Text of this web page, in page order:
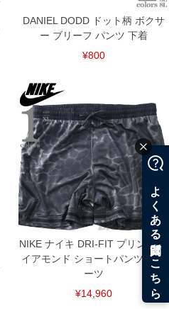
DANIEL DODD ドット柄 ボクサ
ー ブリーフ パンツ 下着
¥800
NIKE ナイキ DRI-FIT プリント ダ
イアモンド ショートパンツ ショ
ーツ
¥14,960